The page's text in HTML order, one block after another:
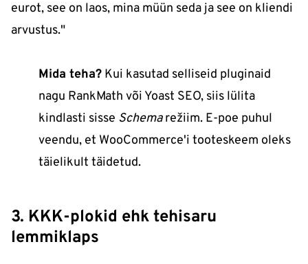
eurot, see on laos, mina müün seda ja see on kliendi
arvustus."
Mida teha? Kui kasutad selliseid pluginaid
nagu RankMath või Yoast SEO, siis lülita
kindlasti sisse Schemarežiim. E-poe puhul
veendu, et WooCommerce'i tooteskeem oleks
täielikult täidetud.
3. KKK-plokid ehk tehisaru
lemmiklaps